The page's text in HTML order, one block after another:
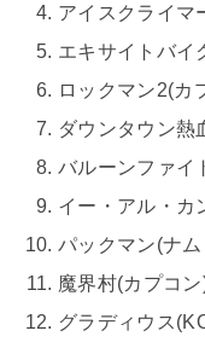
アイスクライマ
エキサイトバイ
ロックマン2(カ
ダウンタウン熱
バルーンファイ
イー・アル・カ
パックマン(ナ
魔界村(カプコ
グラディウス